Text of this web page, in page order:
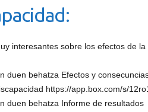
interesantes sobre los efectos de
duen behatza Efectos y
https://app.box.com/s/
duen behatza Informe de resultados